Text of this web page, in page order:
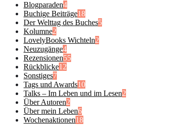
Blogparaden4
Buchige Beiträge18
Der Welttag des Buches5
Kolumne2
LovelyBooks Wichteln2
Neuzugänge4
Rezensionen55
Rückblicke12
Sonstiges7
Tags und Awards10
Talks – Im Leben und im Lesen2
Über Autoren2
Über mein Leben6
Wochenaktionen18